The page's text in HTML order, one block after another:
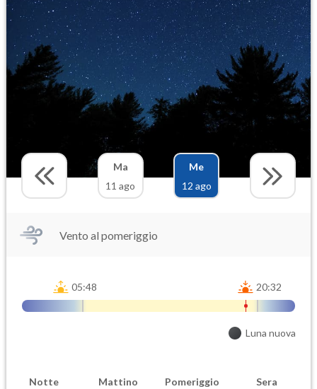
Ma
11 ago
Me
12 ago
Vento al pomeriggio
05:48 20:32
Luna nuova
Notte Mattino Pomeriggio Sera